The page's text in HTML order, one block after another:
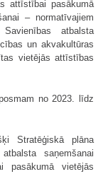
attīstībai pasākumā
– normatīvajiem
atbalsta
un akvakultūras
vietējās attīstības
no 2023. līdz
Stratēģiskā plāna
saņemšanai
pasākumā vietējās